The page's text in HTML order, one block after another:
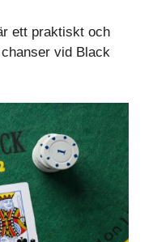
ett praktiskt och
vid Black